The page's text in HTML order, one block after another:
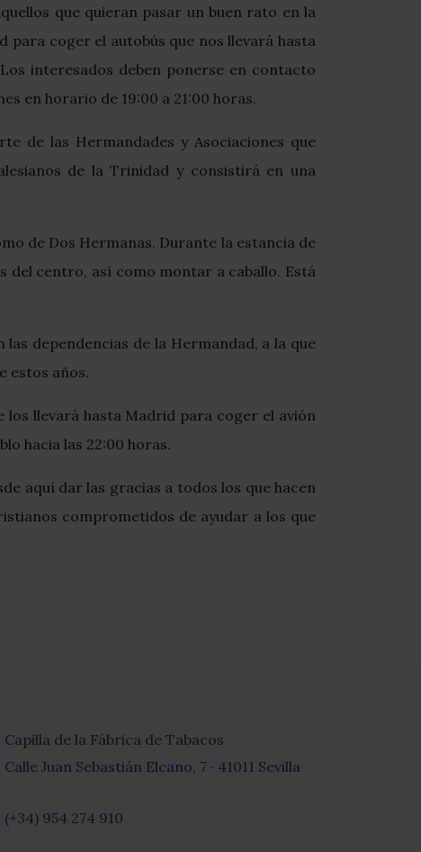
que quieran pasar un buen rato en la
para coger el autobús que nos llevará hasta
interesados deben ponerse en contacto
en horario de 19:00 a 21:00 horas.
de las Hermandades y Asociaciones que
de la Trinidad y consistirá en una
de Dos Hermanas. Durante la estancia de
del centro, así como montar a caballo. Está
dependencias de la Hermandad, a la que
estos años.
los llevará hasta Madrid para coger el avión
hacia las 22:00 horas.
aquí dar las gracias a todos los que hacen
comprometidos de ayudar a los que
Capilla de la Fábrica de Tabacos
Calle Juan Sebastián Elcano, 7 · 41011 Sevilla
(+34) 954 274 910